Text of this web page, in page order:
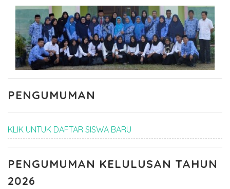
PENGUMUMAN
KLIK UNTUK DAFTAR SISWA BARU
PENGUMUMAN KELULUSAN TAHUN
2026